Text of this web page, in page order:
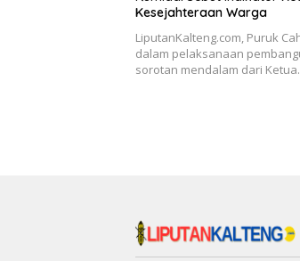
Kesejahteraan Warga
LiputanKalteng.com, Puruk
dalam pelaksanaan
sorotan mendalam dari